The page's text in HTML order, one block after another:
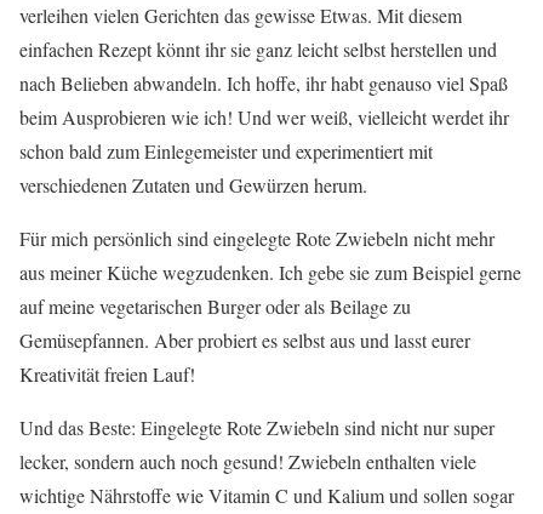
verleihen vielen Gerichten das gewisse Etwas. Mit diesem
einfachen Rezept könnt ihr sie ganz leicht selbst herstellen und
nach Belieben abwandeln. Ich hoffe, ihr habt genauso viel Spaß
beim Ausprobieren wie ich! Und wer weiß, vielleicht werdet ihr
schon bald zum Einlegemeister und experimentiert mit
verschiedenen Zutaten und Gewürzen herum.
Für mich persönlich sind eingelegte Rote Zwiebeln nicht mehr
aus meiner Küche wegzudenken. Ich gebe sie zum Beispiel gerne
auf meine vegetarischen Burger oder als Beilage zu
Gemüsepfannen. Aber probiert es selbst aus und lasst eurer
Kreativität freien Lauf!
Und das Beste: Eingelegte Rote Zwiebeln sind nicht nur super
lecker, sondern auch noch gesund! Zwiebeln enthalten viele
wichtige Nährstoffe wie Vitamin C und Kalium und sollen sogar